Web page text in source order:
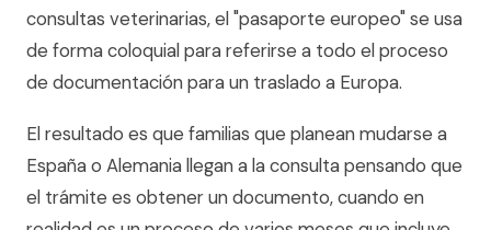
consultas veterinarias, el "pasaporte europeo" se usa
de forma coloquial para referirse a todo el proceso
de documentación para un traslado a Europa.
El resultado es que familias que planean mudarse a
España o Alemania llegan a la consulta pensando que
el trámite es obtener un documento, cuando en